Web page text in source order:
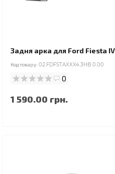
Задня арка для Ford Fiesta
Код товару: 02.FDFSTAXXX4.3HB.0.00
0
1 590.00 грн.